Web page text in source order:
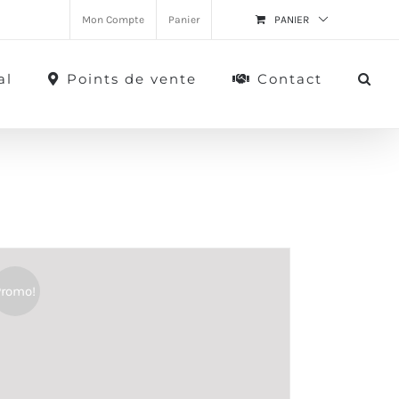
Mon Compte Panier PANIER
Points de vente Contact